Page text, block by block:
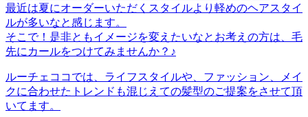
最近は夏にオーダーいただくスタイルより軽めのヘアスタイ
ルが多いなと感じます。
そこで！是非ともイメージを変えたいなとお考えの方は、毛
先にカールをつけてみませんか？♪
ルーチェココでは、ライフスタイルや、ファッション、メイ
クに合わせたトレンドも混じえての髪型のご提案をさせて頂
いてます。